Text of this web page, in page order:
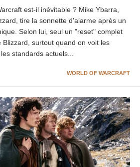
est-il inévitable ? Mike Ybarra,
tire la sonnette d'alarme après un
Selon lui, seul un "reset" complet
Blizzard, surtout quand on voit les
standards actuels...
WORLD OF WARCRAFT